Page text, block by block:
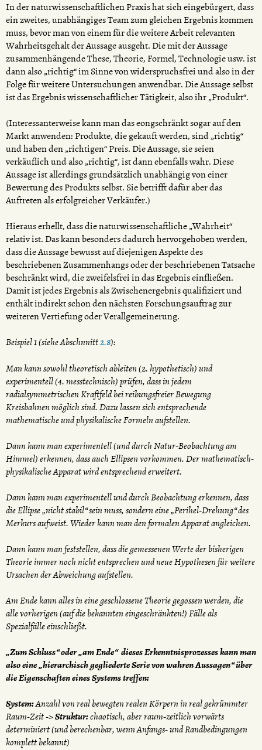
In der naturwissenschaftlichen Praxis hat sich eingebürgert, dass
ein zweites, unabhängiges Team zum gleichen Ergebnis kommen
muss, bevor man von einem für die weitere Arbeit relevanten
Wahrheitsgehalt der Aussage ausgeht. Die mit der Aussage
zusammenhängende These, Theorie, Formel, Technologie usw. ist
dann also „richtig“ im Sinne von widerspruchsfrei und also in der
Folge für weitere Untersuchungen anwendbar. Die Aussage selbst
ist das Ergebnis wissenschaftlicher Tätigkeit, also ihr „Produkt“.
(Interessanterweise kann man das eongschränkt sogar auf den
Markt anwenden: Produkte, die gekauft werden, sind „richtig“
und haben den „richtigen“ Preis. Die Aussage, sie seien
verkäuflich und also „richtig“, ist dann ebenfalls wahr. Diese
Aussage ist allerdings grundsätzlich unabhängig von einer
Bewertung des Produkts selbst. Sie betrifft dafür aber das
Auftreten als erfolgreicher Verkäufer.)
Hieraus erhellt, dass die naturwissenschaftliche „Wahrheit“
relativ ist. Das kann besonders dadurch hervorgehoben werden,
dass die Aussage bewusst auf diejenigen Aspekte des
beschriebenen Zusammenhangs oder der beschriebenen Tatsache
beschränkt wird, die zweifelsfrei in das Ergebnis einfließen.
Damit ist jedes Ergebnis als Zwischenergebnis qualifiziert und
enthält indirekt schon den nächsten Forschungsauftrag zur
weiteren Vertiefung oder Verallgemeinerung.
Beispiel 1 (siehe Abschnnitt2.8):
Man kann sowohl theoretisch ableiten (2. hypothetisch) und
experimentell (4. messtechnisch) prüfen, dass in jedem
radialsymmetrischen Kraftfeld bei reibungsfreier Bewegung
Kreisbahnen möglich sind. Dazu lassen sich entsprechende
mathematische und physikalische Formeln aufstellen.
Dann kann man experimentell (und durch Natur-Beobachtung am
Himmel) erkennen, dass auch Ellipsen vorkommen. Der mathematisch-
physikalische Apparat wird entsprechend erweitert.
Dann kann man experimentell und durch Beobachtung erkennen, dass
die Ellipse „nicht stabil“ sein muss, sondern eine „Perihel-Drehung“ des
Merkurs aufweist. Wieder kann man den formalen Apparat angleichen.
Dann kann man feststellen, dass die gemessenen Werte der bisherigen
Theorie immer noch nicht entsprechen und neue Hypothesen für weitere
Ursachen der Abweichung aufstellen.
Am Ende kann alles in eine geschlossene Theorie gegossen werden, die
alle vorherigen (auf die bekannten eingeschränkten!) Fälle als
Spezialfälle einschließt.
„Zum Schluss“ oder „am Ende“ dieses Erkenntnisprozesses kann man
also eine „hierarchisch gegliederte Serie von wahren Aussagen“ über
die Eigenschaften eines Systems treffen:
System:Anzahl von real bewegten realen Körpern in real gekrümmter
Raum-Zeit ->Struktur:chaotisch, aber raum-zeitlich vorwärts
determiniert (und berechenbar, wenn Anfangs- und Randbedingungen
komplett bekannt)